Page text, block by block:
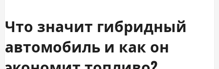
Что значит гибридный
автомобиль и как он